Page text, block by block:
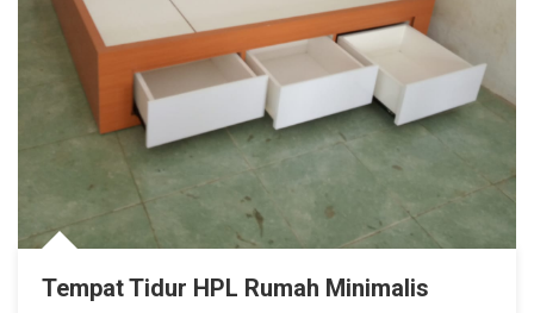
Tempat Tidur HPL Rumah Minimalis